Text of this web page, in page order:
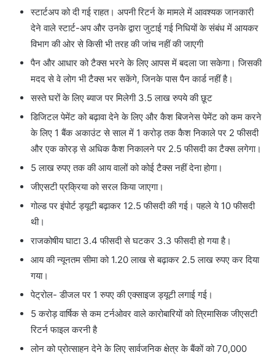
स्टार्टअप को दी गई राहत। अपनी रिटर्न के मामले में आवश्यक जानकारी
देने वाले स्टार्ट-अप और उनके द्वारा जुटाई गई निधियों के संबंध में आयकर
विभाग की ओर से किसी भी तरह की जांच नहीं की जाएगी
पैन और आधार को टैक्स भरने के लिए आपस में बदला जा सकेगा। जिसकी
मदद से वे लोग भी टैक्स भर सकेंगे, जिनके पास पैन कार्ड नहीं है।
सस्ते घरों के लिए ब्याज पर मिलेगी 3.5 लाख रुपये की छूट
डिजिटल पेमेंट को बढ़ावा देने के लिए और कैश बिजनेस पेमेंट को कम करने
के लिए 1 बैंक अकाउंट से साल में 1 करोड़ तक कैश निकाले पर 2 फीसदी
और एक कोरड़ से अधिक कैश निकालने पर 2.5 फीसदी का टैक्स लगेगा।
5 लाख रुपए तक की आय वालों को कोई टैक्स नहीं देना होगा।
जीएसटी प्रक्रिया को सरल किया जाएगा।
गोल्ड पर इंपोर्ट ड्यूटी बढ़ाकर 12.5 फीसदी की गई। पहले ये 10 फीसदी
थी।
राजकोषीय घाटा 3.4 फीसदी से घटकर 3.3 फीसदी हो गया है।
आय की न्यूनतम सीमा को 1.20 लाख से बढ़ाकर 2.5 लाख रुपए कर दिया
गया।
पेट्रोल- डीजल पर 1 रुपए की एक्साइज ड्यूटी लगाई गई।
5 करोड़ वार्षिक से कम टर्नओवर वाले कारोबारियों को त्रिमासिक जीएसटी
रिटर्न फाइल करनी है
लोन को प्रोत्साहन देने के लिए सार्वजनिक क्षेत्र के बैंकों को 70,000